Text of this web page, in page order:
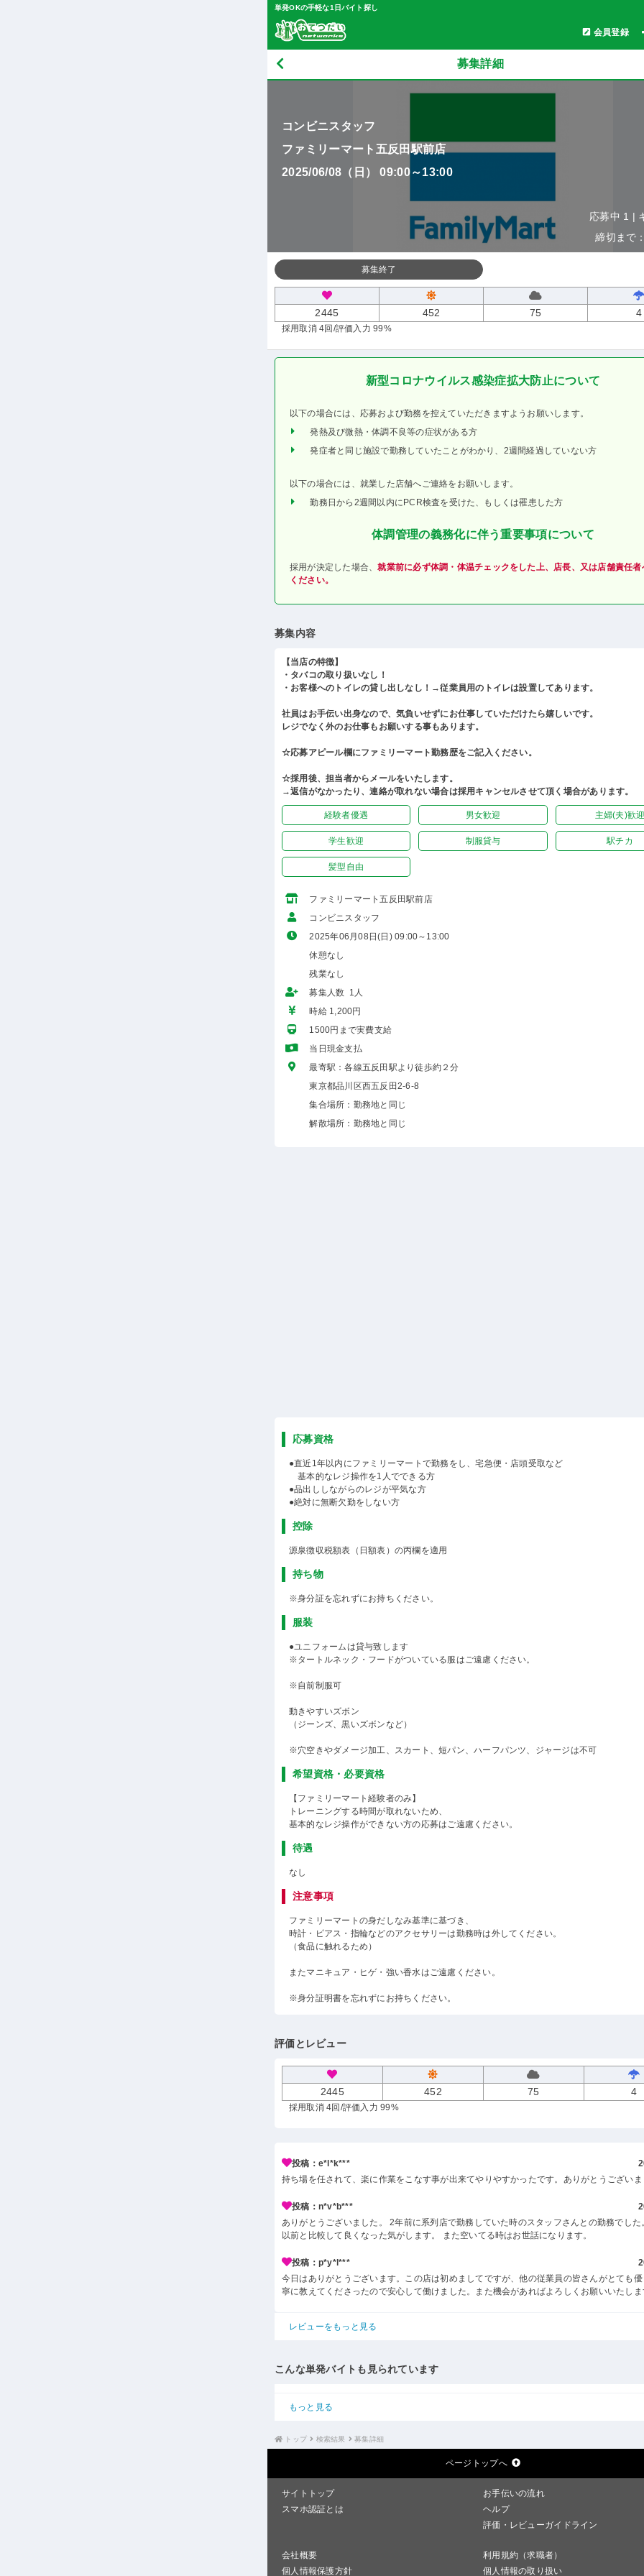
単発OKの手軽な1日バイト探し
会員登録
募集詳細
コンビニスタッフ
ファミリーマート五反田駅前店
2025/06/08（日） 09:00～13:00
応募中 1 |
締切まで
募集終了
2445 452 75 4
採用取消 4回 /評価入力 99%
新型コロナウイルス感染症拡大防止について
以下の場合には、応募および勤務を控えていただきますようお願いします。
発熱及び微熱・体調不良等の症状がある方
発症者と同じ施設で勤務していたことがわかり、2週間経過していない方
以下の場合には、就業した店舗へご連絡をお願いします。
勤務日から2週間以内にPCR検査を受けた、もしくは罹患した方
体調管理の義務化に伴う重要事項について
採用が決定した場合、就業前に必ず体調・体温チェックをした上、店長、又は店舗責任者
ください。
募集内容
【当店の特徴】
・タバコの取り扱いなし！
・お客様へのトイレの貸し出しなし！→従業員用のトイレは設置してあります。
社員はお手伝い出身なので、気負いせずにお仕事していただけたら嬉しいです。
レジでなく外のお仕事もお願いする事もあります。
☆応募アピール欄にファミリーマート勤務歴をご記入ください。
☆採用後、担当者からメールをいたします。
→返信がなかったり、連絡が取れない場合は採用キャンセルさせて頂く場合があります。
経験者優遇 男女歓迎 主婦(夫)歓
学生歓迎 制服貸与 駅チカ
髪型自由
ファミリーマート五反田駅前店
コンビニスタッフ
2025年06月08日(日) 09:00～13:00
休憩なし
残業なし
募集人数 1人
時給 1,200円
1500円まで実費支給
当日現金支払
最寄駅：各線五反田駅より徒歩約２分
東京都品川区西五反田2-6-8
集合場所：勤務地と同じ
解散場所：勤務地と同じ
応募資格
●直近1年以内にファミリーマートで勤務をし、宅急便・店頭受取など
基本的なレジ操作を1人でできる方
●品出ししながらのレジが平気な方
●絶対に無断欠勤をしない方
控除
源泉徴収税額表（日額表）の丙欄を適用
持ち物
※身分証を忘れずにお持ちください。
服装
●ユニフォームは貸与致します
※タートルネック・フードがついている服はご遠慮ください。
※自前制服可
動きやすいズボン
（ジーンズ、黒いズボンなど）
※穴空きやダメージ加工、スカート、短パン、ハーフパンツ、ジャージは不可
希望資格・必要資格
【ファミリーマート経験者のみ】
トレーニングする時間が取れないため、
基本的なレジ操作ができない方の応募はご遠慮ください。
待遇
なし
注意事項
ファミリーマートの身だしなみ基準に基づき、
時計・ピアス・指輪などのアクセサリーは勤務時は外してください。
（食品に触れるため）
またマニキュア・ヒゲ・強い香水はご遠慮ください。
※身分証明書を忘れずにお持ちください。
評価とレビュー
2445 452 75 4
採用取消 4回 /評価入力 99%
投稿：e*l*k***
持ち場を任されて、楽に作業をこなす事が出来てやりやすかったです。ありがとうござい
投稿：n*v*b***
ありがとうございました。 2年前に系列店で勤務していた時のスタッフさんとの勤務でした
以前と比較して良くなった気がします。 また空いてる時はお世話になります。
投稿：p*y*l***
今日はありがとうございます。この店は初めましてですが、他の従業員の皆さんがとても
寧に教えてくださったので安心して働けました。また機会があればよろしくお願いいたし
レビューをもっと見る
こんな単発バイトも見られています
もっと見る
トップ 検索結果 募集詳細
ページトップへ
サイトトップ
お手伝いの流れ
スマホ認証とは
ヘルプ
評価・レビューガイドライン
会社概要
利用規約（求職者）
個人情報保護方針
個人情報の取り扱い